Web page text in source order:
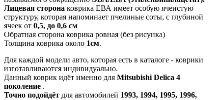
Лицевая сторона коврика ЕВА имеет особую ячеистую
структуру, которая напоминает пчелиные соты, с глубиной
ячеек от 0,5, до 0,6 см
Обратная сторона коврика ровная (без рисунка)
Толщина коврика около 1см.
Для каждой модели авто, которая есть в каталоге - коврики
изготавливаются индивидуально.
Данный коврик идёт именно для Mitsubishi Delica 4
поколение .
Точно подойдёт для автомобилей 1993, 1994, 1995, 1996,